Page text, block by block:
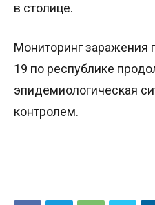
в столице.
Мониторинг заражения
19 по республике
эпидемиологическая
контролем.